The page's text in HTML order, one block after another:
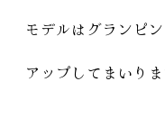
モデルはグランピ
アップしてまいり